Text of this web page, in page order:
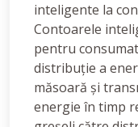
inteligente la
Contoarele
pentru
distribuție a
măsoară și
energie în timp